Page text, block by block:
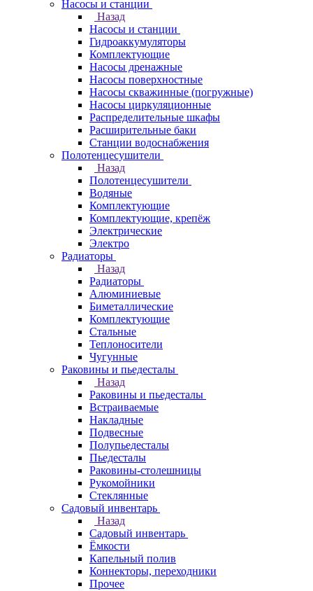
Насосы и станции
Назад
Насосы и станции
Гидроаккумуляторы
Комплектующие
Насосы дренажные
Насосы поверхностные
Насосы скважинные (погружные)
Насосы циркуляционные
Распределительные шкафы
Расширительные баки
Станции водоснабжения
Полотенцесушители
Назад
Полотенцесушители
Водяные
Комплектующие
Комплектующие, крепёж
Электрические
Электро
Радиаторы
Назад
Радиаторы
Алюминиевые
Биметаллические
Комплектующие
Стальные
Теплоносители
Чугунные
Раковины и пьедесталы
Назад
Раковины и пьедесталы
Встраиваемые
Накладные
Подвесные
Полупьедесталы
Пьедесталы
Раковины-столешницы
Рукомойники
Стеклянные
Садовый инвентарь
Назад
Садовый инвентарь
Ёмкости
Капельный полив
Коннекторы, переходники
Прочее